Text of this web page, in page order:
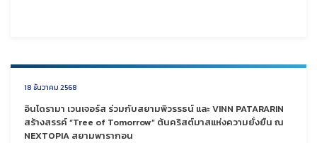
18 ธันวาคม 2568
อินโดรามา เวนเจอร์ส ร่วมกับสยามพิวรรธน์ และ VINN PATARARIN
สร้างสรรค์ “Tree of Tomorrow” ต้นคริสต์มาสแห่งความยั่งยืน ณ
NEXTOPIA สยามพารากอน